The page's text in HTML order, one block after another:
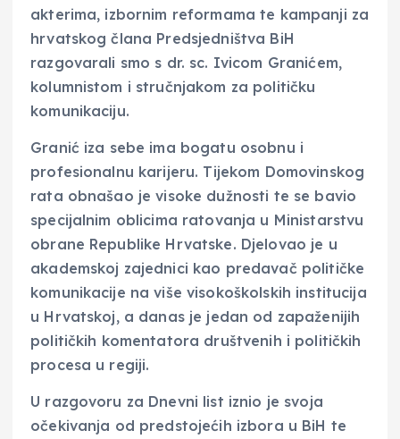
akterima, izbornim reformama te kampanji za
hrvatskog člana Predsjedništva BiH
razgovarali smo s dr. sc. Ivicom Granićem,
kolumnistom i stručnjakom za političku
komunikaciju.
Granić iza sebe ima bogatu osobnu i
profesionalnu karijeru. Tijekom Domovinskog
rata obnašao je visoke dužnosti te se bavio
specijalnim oblicima ratovanja u Ministarstvu
obrane Republike Hrvatske. Djelovao je u
akademskoj zajednici kao predavač političke
komunikacije na više visokoškolskih institucija
u Hrvatskoj, a danas je jedan od zapaženijih
političkih komentatora društvenih i političkih
procesa u regiji.
U razgovoru za Dnevni list iznio je svoja
očekivanja od predstojećih izbora u BiH te